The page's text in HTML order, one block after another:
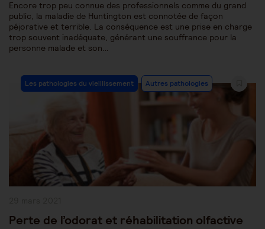
Encore trop peu connue des professionnels comme du grand
public, la maladie de Huntington est connotée de façon
péjorative et terrible. La conséquence est une prise en charge
trop souvent inadéquate, générant une souffrance pour la
personne malade et son…
Post
Category:
Les pathologies du vieillissement Autres pathologies
Perte de l’odorat et réhabilitation olfactive